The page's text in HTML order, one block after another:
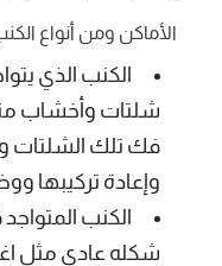
الأماكن ومن أنواع
الكنب الذي
شلتات وأخشاب
فك تلك الشلتات
وإعادة تركيبها
الكنب
شكله عادي مثل